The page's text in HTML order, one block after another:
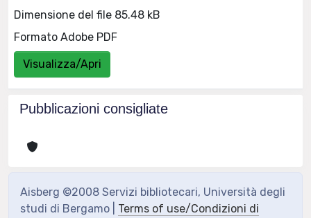
Dimensione del file 85.48 kB
Formato Adobe PDF
Visualizza/Apri
Pubblicazioni consigliate
Aisberg ©2008 Servizi bibliotecari, Università degli
studi di Bergamo | Terms of use/Condizioni di